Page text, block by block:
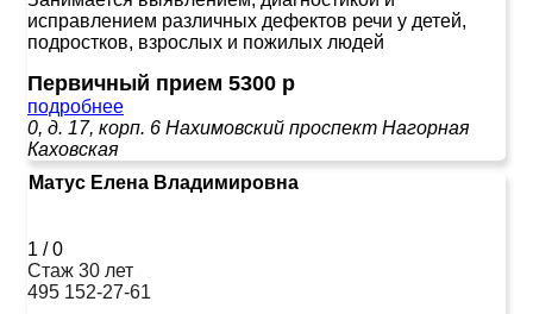
исправлением различных дефектов речи у детей,
подростков, взрослых и пожилых людей
Первичный прием 5300 р
подробнее
0, д. 17, корп. 6 Нахимовский проспект Нагорная
Каховская
Матус Елена Владимировна
1 /0
Стаж 30 лет
495 152-27-61